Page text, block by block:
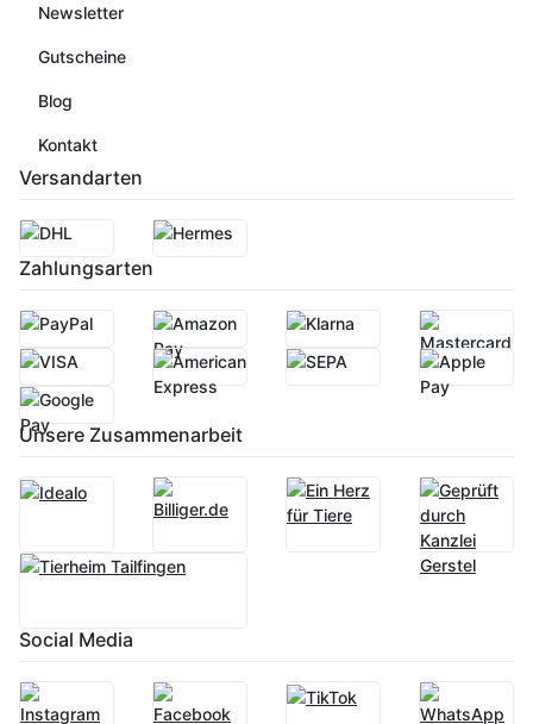
Newsletter
Gutscheine
Blog
Kontakt
Versandarten
Zahlungsarten
Unsere Zusammenarbeit
Social Media